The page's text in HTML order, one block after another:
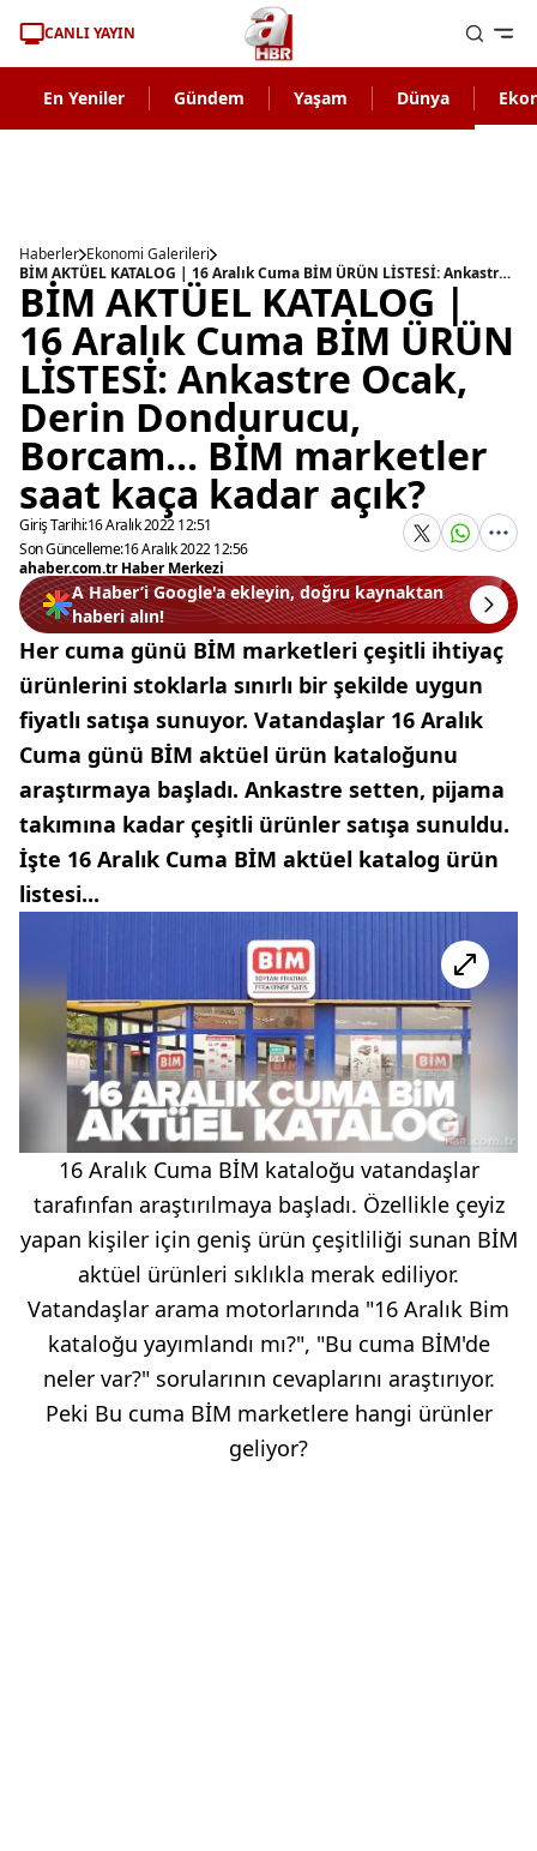
CANLI YAYIN
En Yeniler Gündem Yaşam Dünya
Haberler Ekonomi Galerileri
BİM AKTÜEL KATALOG | 16 Aralık Cuma BİM ÜRÜN LİSTESİ: Ankastre Ocak, Derin Dondurucu, Borcam... BİM marketler saat kaça kadar açık?
BİM AKTÜEL KATALOG |
16 Aralık Cuma BİM ÜRÜN
LİSTESİ: Ankastre Ocak,
Derin Dondurucu,
Borcam... BİM marketler
saat kaça kadar açık?
Giriş Tarihi:16 Aralık 2022 12:51
Son Güncelleme:16 Aralık 2022 12:56
ahaber.com.tr Haber Merkezi
A Haber’i Google'a ekleyin, doğru kaynaktan
haberi alın!
Her cuma günü BİM marketleri çeşitli ihtiyaç
ürünlerini stoklarla sınırlı bir şekilde uygun
fiyatlı satışa sunuyor. Vatandaşlar 16 Aralık
Cuma günü BİM aktüel ürün kataloğunu
araştırmaya başladı. Ankastre setten, pijama
takımına kadar çeşitli ürünler satışa sunuldu.
İşte 16 Aralık Cuma BİM aktüel katalog ürün
listesi...
16 Aralık Cuma BİM kataloğu vatandaşlar
tarafınfan araştırılmaya başladı. Özellikle çeyiz
yapan kişiler için geniş ürün çeşitliliği sunan BİM
aktüel ürünleri sıklıkla merak ediliyor.
Vatandaşlar arama motorlarında "16 Aralık Bim
kataloğu yayımlandı mı?", "Bu cuma BİM'de
neler var?" sorularının cevaplarını araştırıyor.
Peki Bu cuma BİM marketlere hangi ürünler
geliyor?